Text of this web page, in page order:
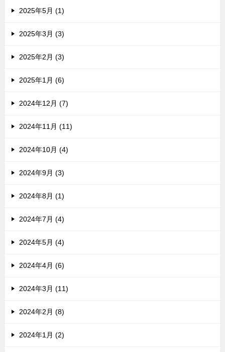
2025年5月 (1)
2025年3月 (3)
2025年2月 (3)
2025年1月 (6)
2024年12月 (7)
2024年11月 (11)
2024年10月 (4)
2024年9月 (3)
2024年8月 (1)
2024年7月 (4)
2024年5月 (4)
2024年4月 (6)
2024年3月 (11)
2024年2月 (8)
2024年1月 (2)